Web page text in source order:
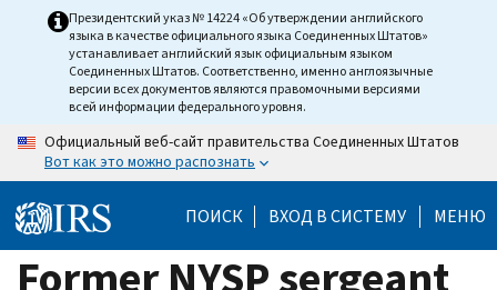
Президентский указ № 14224 «Об утверждении английского
языка в качестве официального языка Соединенных Штатов»
устанавливает английский язык официальным языком
Соединенных Штатов. Соответственно, именно англоязычные
версии всех документов являются правомочными версиями
всей информации федерального уровня.
Официальный веб-сайт правительства Соединенных Штатов
Вот как это можно распознать
ПОИСК ВХОД В СИСТЕМУ МЕНЮ
Former NYSP sergeant